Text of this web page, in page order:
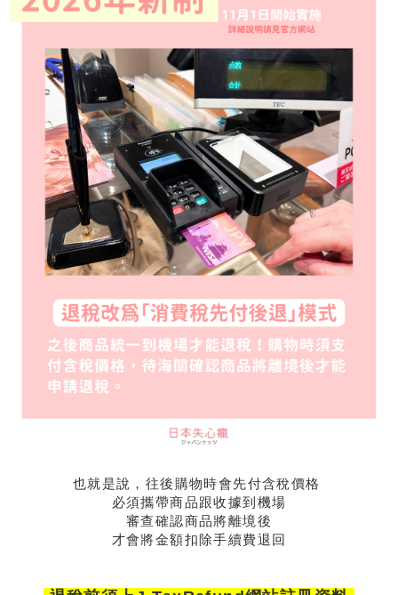
也就是說，往後購物時會先付含稅價格
必須攜帶商品跟收據到機場
審查確認商品將離境後
才會將金額扣除手續費退回